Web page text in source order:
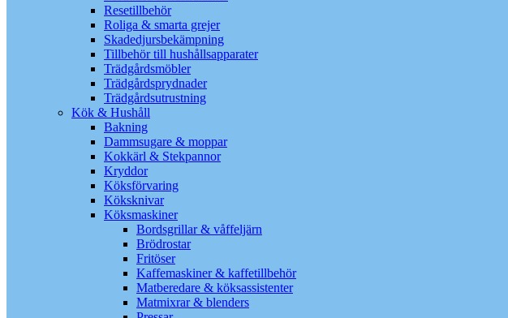
Resetillbehör
Roliga & smarta grejer
Skadedjursbekämpning
Tillbehör till hushållsapparater
Trädgårdsmöbler
Trädgårdsprydnader
Trädgårdsutrustning
Kök & Hushåll
Bakning
Dammsugare & moppar
Kokkärl & Stekpannor
Kryddor
Köksförvaring
Köksknivar
Köksmaskiner
Bordsgrillar & våffeljärn
Brödrostar
Fritöser
Kaffemaskiner & kaffetillbehör
Matberedare & köksassistenter
Matmixrar & blenders